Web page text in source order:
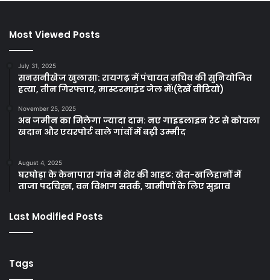
Most Viewed Posts
July 31, 2025
सनसनीखेज खुलासा: रायगढ़ में पंचायत सचिव की सुनियोजित
हत्या, तीन गिरफ्तार, मास्टरमाइंड जेल में!(देखें वीडियो)
November 25, 2025
अब जमीन का मिलेगा ज्यादा दाम: नए गाइडलाइन रेट से कोयला
खदान और एयरपोर्ट वाले गांवों में बढ़ी उम्मीद
August 4, 2025
घरघोड़ा के केनापारा गांव में शेर की आहट: खेत-खलिहानों में
ताजा पदचिह्न, वन विभाग सतर्क, ग्रामीणों के लिए सुझाव
Last Modified Posts
Tags